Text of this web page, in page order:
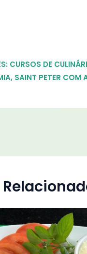
CURSOS DE
, SAINT PETER COM